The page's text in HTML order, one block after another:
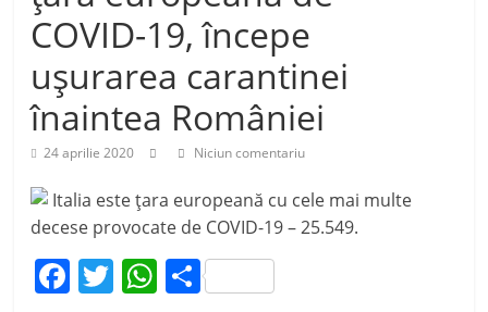
COVID-19, începe
uşurarea carantinei
înaintea României
24 aprilie 2020 Niciun comentariu
Italia este ţara europeană cu cele mai multe
decese provocate de COVID-19 – 25.549.
F T W P